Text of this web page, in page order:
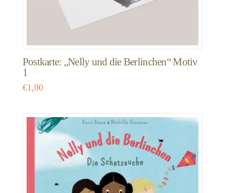
Postkarte: „Nelly und die Berlinchen“ Motiv
1
€1,00